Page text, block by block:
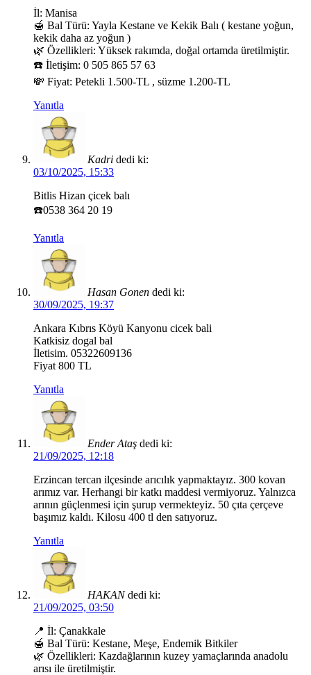
İl: Manisa
🍯 Bal Türü: Yayla Kestane ve Kekik Balı ( kestane yoğun,
kekik daha az yoğun )
🌿 Özellikleri: Yüksek rakımda, doğal ortamda üretilmiştir.
☎️ İletişim: 0 505 865 57 63
💸 Fiyat: Petekli 1.500-TL , süzme 1.200-TL
Yanıtla
Kadri dedi ki:
03/10/2025, 15:33
Bitlis Hizan çicek balı
☎️0538 364 20 19
Yanıtla
Hasan Gonen dedi ki:
30/09/2025, 19:37
Ankara Kıbrıs Köyü Kanyonu cicek bali
Katkisiz dogal bal
İletisim. 05322609136
Fiyat 800 TL
Yanıtla
Ender Ataş dedi ki:
21/09/2025, 12:18
Erzincan tercan ilçesinde arıcılık yapmaktayız. 300 kovan
arımız var. Herhangi bir katkı maddesi vermiyoruz. Yalnızca
arının güçlenmesi için şurup vermekteyiz. 50 çıta çerçeve
başımız kaldı. Kilosu 400 tl den satıyoruz.
Yanıtla
HAKAN dedi ki:
21/09/2025, 03:50
📍 İl: Çanakkale
🍯 Bal Türü: Kestane, Meşe, Endemik Bitkiler
🌿 Özellikleri: Kazdağlarının kuzey yamaçlarında anadolu
arısı ile üretilmiştir.